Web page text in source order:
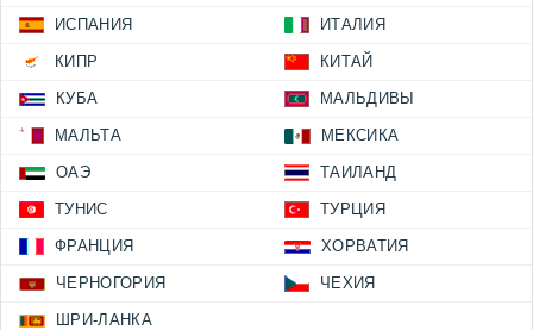
ИСПАНИЯ ИТАЛИЯ
КИПР КИТАЙ
КУБА МАЛЬДИВЫ
МАЛЬТА МЕКСИКА
ОАЭ ТАИЛАНД
ТУНИС ТУРЦИЯ
ФРАНЦИЯ ХОРВАТИЯ
ЧЕРНОГОРИЯ ЧЕХИЯ
ШРИ-ЛАНКА